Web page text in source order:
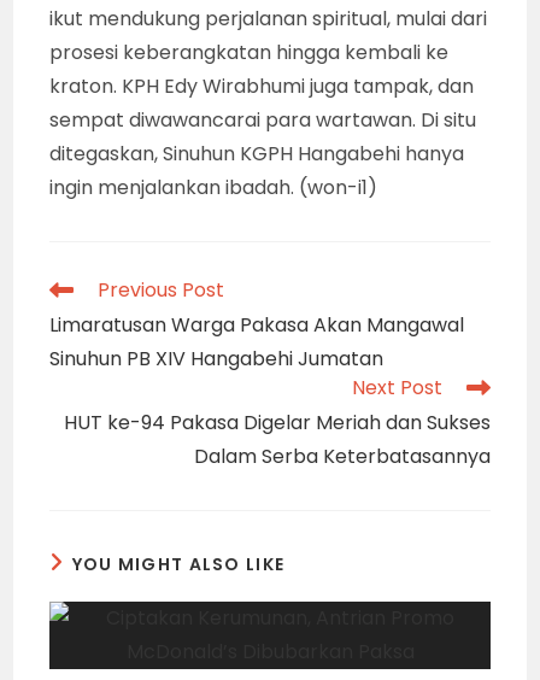
ikut mendukung perjalanan spiritual, mulai dari
prosesi keberangkatan hingga kembali ke
kraton. KPH Edy Wirabhumi juga tampak, dan
sempat diwawancarai para wartawan. Di situ
ditegaskan, Sinuhun KGPH Hangabehi hanya
ingin menjalankan ibadah. (won-i1)
Read
articles
Previous Post
Limaratusan Warga Pakasa Akan Mangawal
Sinuhun PB XIV Hangabehi Jumatan
Next Post
HUT ke-94 Pakasa Digelar Meriah dan Sukses
Dalam Serba Keterbatasannya
YOU MIGHT ALSO LIKE